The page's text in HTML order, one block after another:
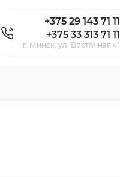
+375 29 143 71 11
+375 33 313 71 11
г. Минск, ул. Восточная 41